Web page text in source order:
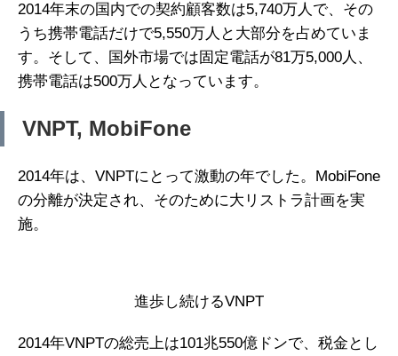
2014年末の国内での契約顧客数は5,740万人で、その
うち携帯電話だけで5,550万人と大部分を占めていま
す。そして、国外市場では固定電話が81万5,000人、
携帯電話は500万人となっています。
VNPT, MobiFone
2014年は、VNPTにとって激動の年でした。MobiFone
の分離が決定され、そのために大リストラ計画を実
施。
進歩し続けるVNPT
2014年VNPTの総売上は101兆550億ドンで、税金とし